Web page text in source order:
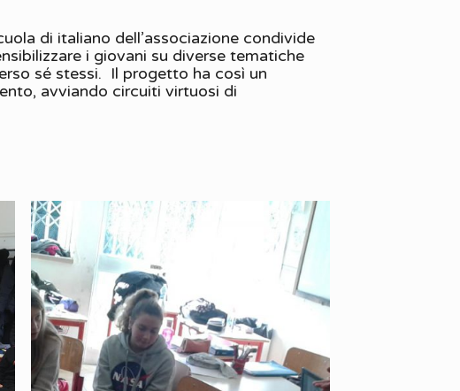
di italiano dell’associazione condivide
i giovani su diverse tematiche
sé stessi. Il progetto ha così un
avviando circuiti virtuosi di